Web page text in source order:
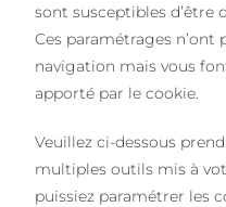
sont susceptibles d’être
Ces paramétrages n’ont
navigation mais vous
apporté par le cookie.
Veuillez ci-dessous
multiples outils mis à
puissiez paramétrer les